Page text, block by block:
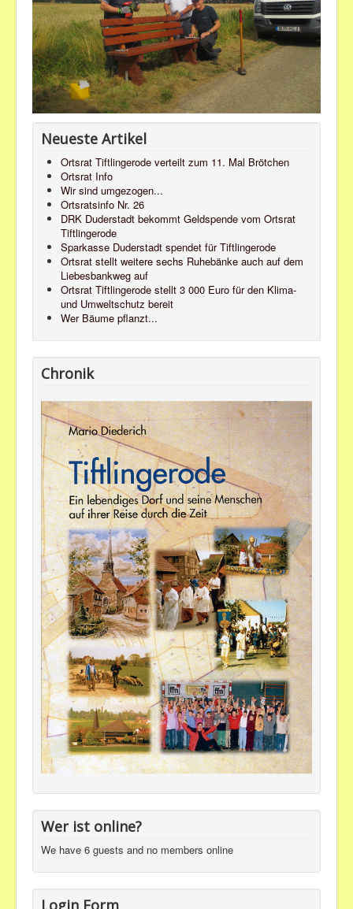
Neueste Artikel
Ortsrat Tiftlingerode verteilt zum 11. Mal Brötchen
Ortsrat Info
Wir sind umgezogen...
Ortsratsinfo Nr. 26
DRK Duderstadt bekommt Geldspende vom Ortsrat
Tiftlingerode
Sparkasse Duderstadt spendet für Tiftlingerode
Ortsrat stellt weitere sechs Ruhebänke auch auf dem
Liebesbankweg auf
Ortsrat Tiftlingerode stellt 3 000 Euro für den Klima-
und Umweltschutz bereit
Wer Bäume pflanzt...
Chronik
Wer ist online?
We have 6 guests and no members online
Login Form